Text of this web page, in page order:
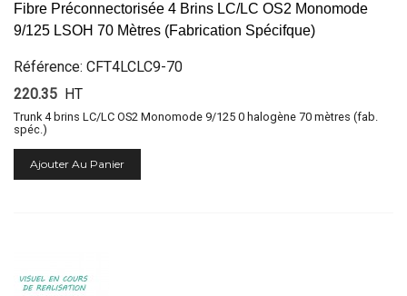
Fibre Préconnectorisée 4 Brins LC/LC OS2 Monomode
9/125 LSOH 70 Mètres (Fabrication Spécifque)
Référence: CFT4LCLC9-70
220.35 HT
Trunk 4 brins LC/LC OS2 Monomode 9/125 0 halogène 70 mètres (fab.
spéc.)
Ajouter Au Panier